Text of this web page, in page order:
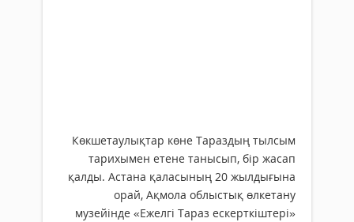
Көкшетаулықтар көне Тараздың тылсым
тарихымен етене танысып, бір жасап
қалды. Астана қаласының 20 жылдығына
орай, Ақмола облыстық өлкетану
музейінде «Ежелгі Тараз ескерткіштері»